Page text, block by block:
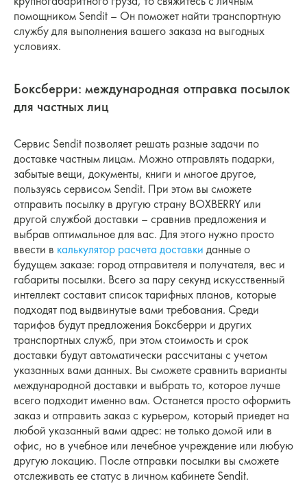
помощником Sendit – Он поможет найти транспортную
службу для выполнения вашего заказа на выгодных
условиях.
Боксберри: международная отправка посылок
для частных лиц
Сервис Sendit позволяет решать разные задачи по
доставке частным лицам. Можно отправлять подарки,
забытые вещи, документы, книги и многое другое,
пользуясь сервисом Sendit. При этом вы сможете
отправить посылку в другую страну BOXBERRY или
другой службой доставки – сравнив предложения и
выбрав оптимальное для вас. Для этого нужно просто
ввести в калькулятор расчета доставки данные о
будущем заказе: город отправителя и получателя, вес и
габариты посылки. Всего за пару секунд искусственный
интеллект составит список тарифных планов, которые
подходят под выдвинутые вами требования. Среди
тарифов будут предложения Боксберри и других
транспортных служб, при этом стоимость и срок
доставки будут автоматически рассчитаны с учетом
указанных вами данных. Вы сможете сравнить варианты
международной доставки и выбрать то, которое лучше
всего подходит именно вам. Останется просто оформить
заказ и отправить заказ с курьером, который приедет на
любой указанный вами адрес: не только домой или в
офис, но в учебное или лечебное учреждение или любую
другую локацию. После отправки посылки вы сможете
отслеживать ее статус в личном кабинете Sendit.